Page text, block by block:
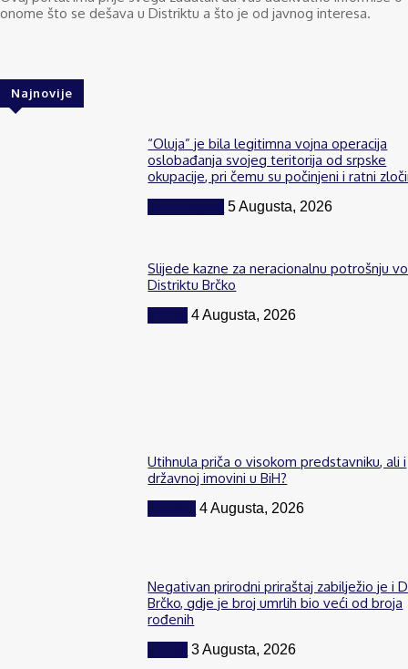
onome što se dešava u Distriktu a što je od javnog interesa.
Najnovije
“Oluja” je bila legitimna vojna operacija
oslobađanja svojeg teritorija od srpske
okupacije, pri čemu su počinjeni i ratni
5 Augusta, 2026
Slijede kazne za neracionalnu potrošnju
Distriktu Brčko
4 Augusta, 2026
Utihnula priča o visokom predstavniku, ali i
državnoj imovini u BiH?
4 Augusta, 2026
Negativan prirodni priraštaj zabilježio je i
Brčko, gdje je broj umrlih bio veći od broja
rođenih
3 Augusta, 2026